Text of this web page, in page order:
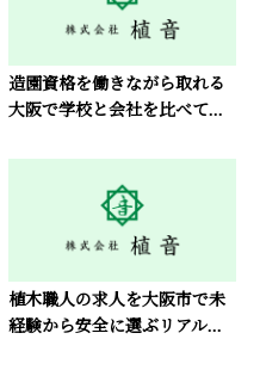
造園資格を働きながら取れる
大阪で学校と会社を比べて...
植木職人の求人を大阪市で未
経験から安全に選ぶリアル...